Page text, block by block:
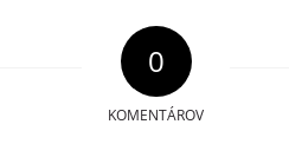
0
KOMENTÁROV